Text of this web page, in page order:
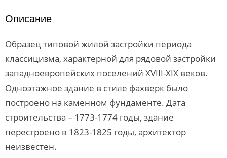
Описание
Образец типовой жилой застройки периода
классицизма, характерной для рядовой застройки
западноевропейских поселений XVIII-XIX веков.
Одноэтажное здание в стиле фахверк было
построено на каменном фундаменте. Дата
строительства – 1773-1774 годы, здание
перестроено в 1823-1825 годы, архитектор
неизвестен.